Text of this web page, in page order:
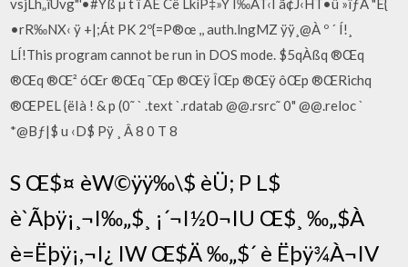
vsjLh„îÚvg"'•#Yß µ t ï ÄÈ Cë LkìP‡»Ý Ì‰AT‹Î ã¢J‹HT•û »îƒÁ "É{
•rR‰NX‹ ÿ +|;Át PK 2º{=P®œ ,, auth.lngMZ ÿÿ¸@À º ´ Í!¸
LÍ!This program cannot be run in DOS mode. $5qÀßq ®Œq
®Œq ®Œ² óŒr ®Œq ¯Œp ®Œÿ ÎŒp ®Œÿ ôŒp ®ŒRichq
®ŒPEL {ëIà ! & p (0˜ ` .text `.rdatab @@.rsrc˜ 0" @@.reloc `
*@Bƒ|$ u ‹D$ Pÿ ¸ Â 8 0 T 8
S Œ$¤ èW©ÿÿ‰\$ èÜ; P L$
è`Ãþÿ¡¸¬I‰„$¸ ¡´¬I½0¬IU Œ$¸ ‰„$À
è=Ëþÿ¡,¬I¿ ­IW Œ$Ä ‰„$´ è Ëþÿ¾À¬IV